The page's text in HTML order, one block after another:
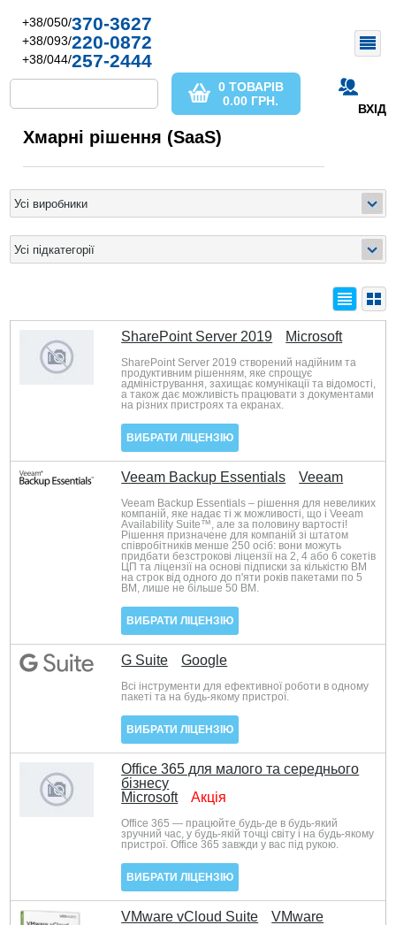
+38/050/370-3627
+38/093/220-0872
+38/044/257-2444
ВХІД
0 ТОВАРІВ
0.00 ГРН.
Хмарні рішення (SaaS)
SharePoint Server 2019 Microsoft
SharePoint Server 2019 створений надійним та
продуктивним рішенням, яке спрощує
адміністрування, захищає комунікації та відомості,
а також дає можливість працювати з документами
на різних пристроях та екранах.
ВИБРАТИ ЛІЦЕНЗІЮ
Veeam Backup Essentials Veeam
Veeam Backup Essentials – рішення для невеликих
компаній, яке надає ті ж можливості, що і Veeam
Availability Suite™, але за половину вартості!
Рішення призначене для компаній зі штатом
співробітників менше 250 осіб: вони можуть
придбати безстрокові ліцензії на 2, 4 або 6 сокетів
ЦП та ліцензії на основі підписки за кількістю ВМ
на строк від одного до п'яти років пакетами по 5
ВМ, лише не більше 50 ВМ.
ВИБРАТИ ЛІЦЕНЗІЮ
G Suite Google
Всі інструменти для ефективної роботи в одному
пакеті та на будь-якому пристрої.
ВИБРАТИ ЛІЦЕНЗІЮ
Office 365 для малого та середнього
бізнесу
Microsoft
Акція
Office 365 — працюйте будь-де в будь-який
зручний час, у будь-якій точці світу і на будь-якому
пристрої. Office 365 завжди у вас під рукою.
ВИБРАТИ ЛІЦЕНЗІЮ
VMware vCloud Suite VMware